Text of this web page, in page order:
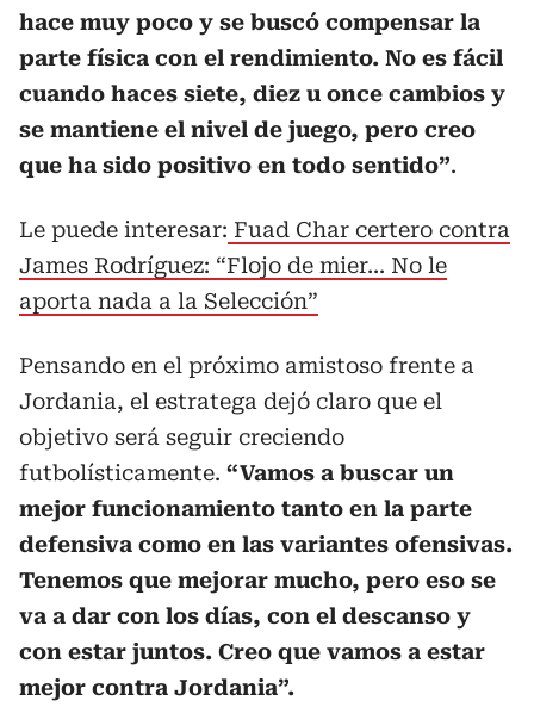
hace muy poco y se buscó compensar la
parte física con el rendimiento. No es fácil
cuando haces siete, diez u once cambios y
se mantiene el nivel de juego, pero creo
que ha sido positivo en todo sentido”.
Le puede interesar: Fuad Char certero contra
James Rodríguez: “Flojo de mier... No le
aporta nada a la Selección”
Pensando en el próximo amistoso frente a
Jordania, el estratega dejó claro que el
objetivo será seguir creciendo
futbolísticamente. “Vamos a buscar un
mejor funcionamiento tanto en la parte
defensiva como en las variantes ofensivas.
Tenemos que mejorar mucho, pero eso se
va a dar con los días, con el descanso y
con estar juntos. Creo que vamos a estar
mejor contra Jordania”.